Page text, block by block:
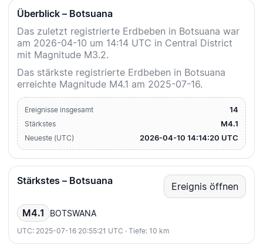
Überblick – Botsuana
Das zuletzt registrierte Erdbeben in Botsuana war
am 2026-04-10 um 14:14 UTC in Central District
mit Magnitude M3.2.
Das stärkste registrierte Erdbeben in Botsuana
erreichte Magnitude M4.1 am 2025-07-16.
Ereignisse insgesamt 14
Stärkstes M4.1
Neueste (UTC) 2026-04-10 14:14:20 UTC
Stärkstes – Botsuana Ereignis öffnen
M4.1 BOTSWANA
UTC: 2025-07-16 20:55:21 UTC · Tiefe: 10 km